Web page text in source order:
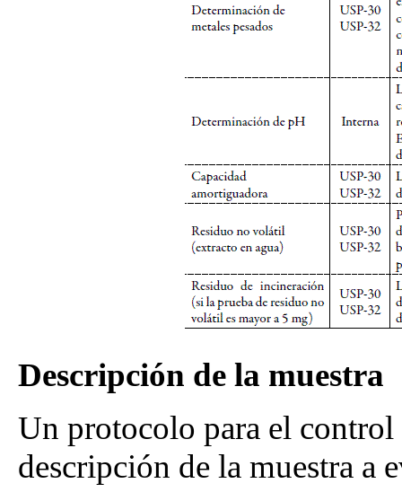
Descripción de la muestra
Un protocolo para el
descripción de la muestra a